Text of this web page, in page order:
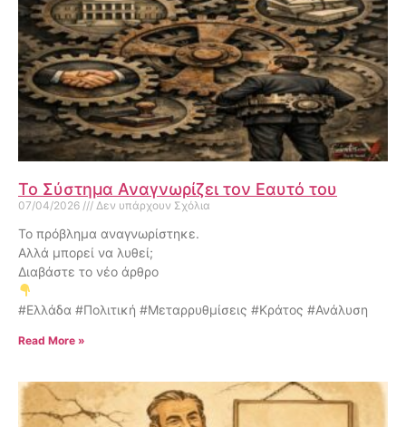
Το Σύστημα Αναγνωρίζει τον Εαυτό του
07/04/2026 Δεν υπάρχουν Σχόλια
Το πρόβλημα αναγνωρίστηκε.
Αλλά μπορεί να λυθεί;
Διαβάστε το νέο άρθρο
#Ελλάδα #Πολιτική #Μεταρρυθμίσεις #Κράτος #Ανάλυση
Read More »